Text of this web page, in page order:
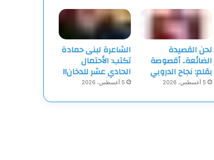
لحن القصيدة
الضائعة.. أقصوصة
بقلم: نجاح الدروبي
5 أغسطس، 2026
الشاعرة لبنى حمادة
تكتب: الأحتمال
الحادي عشر للدخان!!
5 أغسطس، 2026